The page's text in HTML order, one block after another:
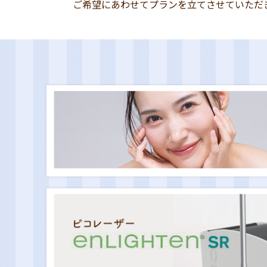
ご希望にあわせてプランを立てさせていただ